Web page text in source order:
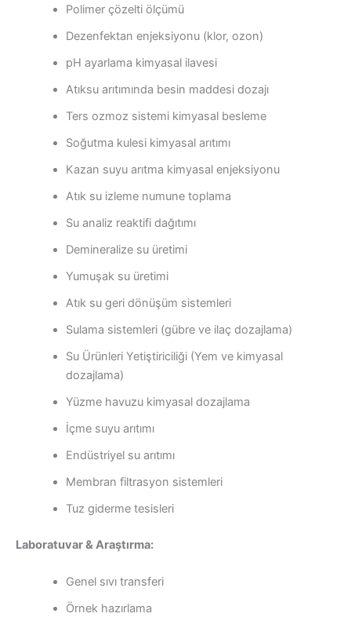
Polimer çözelti ölçümü
Dezenfektan enjeksiyonu (klor, ozon)
pH ayarlama kimyasal ilavesi
Atıksu arıtımında besin maddesi dozajı
Ters ozmoz sistemi kimyasal besleme
Soğutma kulesi kimyasal arıtımı
Kazan suyu arıtma kimyasal enjeksiyonu
Atık su izleme numune toplama
Su analiz reaktifi dağıtımı
Demineralize su üretimi
Yumuşak su üretimi
Atık su geri dönüşüm sistemleri
Sulama sistemleri (gübre ve ilaç dozajlama)
Su Ürünleri Yetiştiriciliği (Yem ve kimyasal
dozajlama)
Yüzme havuzu kimyasal dozajlama
İçme suyu arıtımı
Endüstriyel su arıtımı
Membran filtrasyon sistemleri
Tuz giderme tesisleri
Laboratuvar & Araştırma:
Genel sıvı transferi
Örnek hazırlama